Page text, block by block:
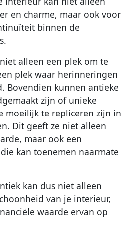
en charme, maar ook voor
binnen de
alleen een plek om te
plek waar herinneringen
Bovendien kunnen antieke
zijn of unieke
moeilijk te repliceren zijn in
Dit geeft ze niet alleen
maar ook een
kan toenemen naarmate
kan dus niet alleen
van je interieur,
waarde ervan op